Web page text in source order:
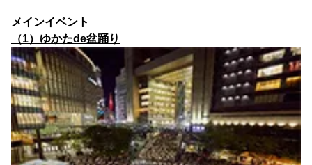
メインイベント
（1）ゆかたde盆踊り